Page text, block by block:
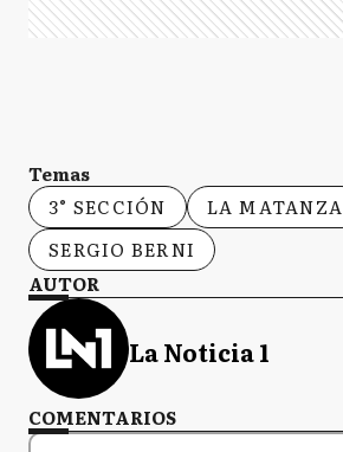
Temas
3° SECCIÓN
LA MATANZA
SERGIO BERNI
AUTOR
La Noticia 1
COMENTARIOS